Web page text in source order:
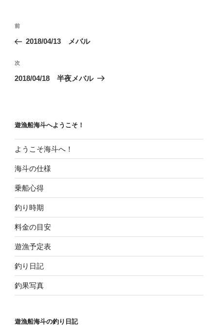
投
ビ
ゲ
ン
前
の
稿
前
2018/04/13 メバル
次
の
次
2018/04/18 半夜メバル
遊漁船海斗へようこそ！
ようこそ海斗へ！
海斗の仕様
乗船心得
釣り時期
料金の目安
遊漁予定表
釣り日記
釣果写真
遊漁船海斗の釣り日記